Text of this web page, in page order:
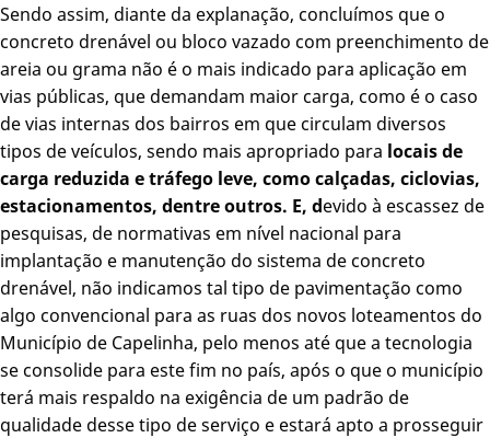
Sendo assim, diante da explanação, concluímos que o
concreto drenável ou bloco vazado com preenchimento de
areia ou grama não é o mais indicado para aplicação em
vias públicas, que demandam maior carga, como é o caso
de vias internas dos bairros em que circulam diversos
tipos de veículos, sendo mais apropriado para locais de
carga reduzida e tráfego leve, como calçadas, ciclovias,
estacionamentos, dentre outros. E, devido à escassez de
pesquisas, de normativas em nível nacional para
implantação e manutenção do sistema de concreto
drenável, não indicamos tal tipo de pavimentação como
algo convencional para as ruas dos novos loteamentos do
Município de Capelinha, pelo menos até que a tecnologia
se consolide para este fim no país, após o que o município
terá mais respaldo na exigência de um padrão de
qualidade desse tipo de serviço e estará apto a prosseguir